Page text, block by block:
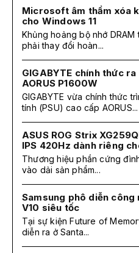
Microsoft âm thầm xóa
cho Windows 11
Khủng hoảng bộ nhớ
phải thay đổi hoàn...
GIGABYTE chính thức
AORUS P1600W
GIGABYTE vừa chính thức
tính (PSU) cao cấp AORUS...
ASUS ROG Strix
IPS 420Hz dành riêng
Thương hiệu phần cứng
vào dải sản phẩm...
Samsung phô diễn công
V10 siêu tốc
Tại sự kiện Future of
diễn ra ở Santa...